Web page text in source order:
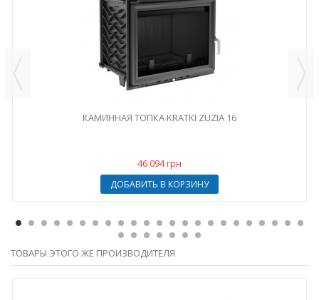
КАМИННАЯ ТОПКА KRATKI ZUZIA 16
46 094 грн
ДОБАВИТЬ В КОРЗИНУ
ТОВАРЫ ЭТОГО ЖЕ ПРОИЗВОДИТЕЛЯ